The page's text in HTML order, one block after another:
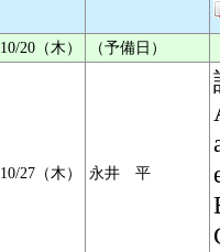
10/20（木） （予備日）
10/27（木） 永井 平